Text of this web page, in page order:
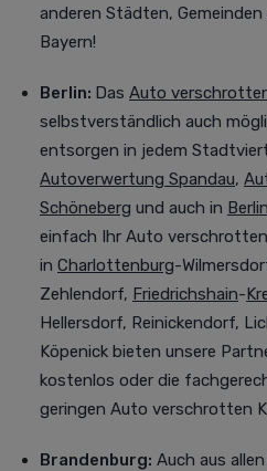
anderen Städten,
Bayern!
Berlin: Das Auto
selbstverständlich auch
entsorgen in jedem
Autoverwertung Spandau,
Schöneberg und auch in
einfach Ihr Auto
in Charlottenburg-
Zehlendorf, Friedrichshain-
Hellersdorf, Reinickendorf,
Köpenick bieten unsere
kostenlos oder die
geringen Auto verschrotten
Brandenburg: Auch aus